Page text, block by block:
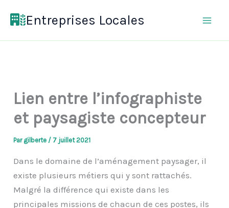
Entreprises Locales
Lien entre l’infographiste
et paysagiste concepteur
Par gilberte / 7 juillet 2021
Dans le domaine de l’aménagement paysager, il
existe plusieurs métiers qui y sont rattachés.
Malgré la différence qui existe dans les
principales missions de chacun de ces postes, ils